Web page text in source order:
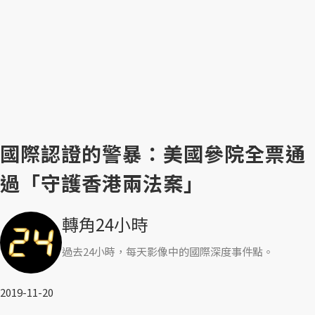
國際認證的警暴：美國參院全票通
過「守護香港兩法案」
轉角24小時
過去24小時，每天影像中的國際深度事件點。
2019-11-20